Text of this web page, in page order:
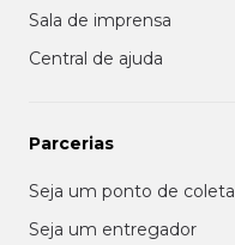
Sala de imprensa
Central de ajuda
Parcerias
Seja um ponto de coleta
Seja um entregador